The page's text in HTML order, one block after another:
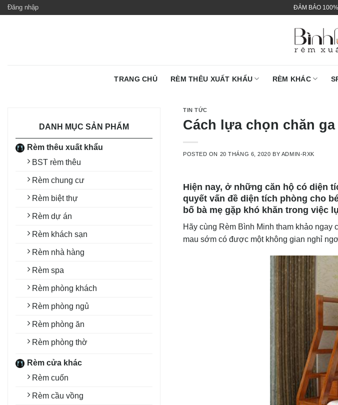
SkipĐăng nhập ĐẢM BẢO
TRANG CHỦ RÈM THÊU XUẤT KHẨU RÈM KHÁC
DANH MỤC SẢN PHẨM
Rèm thêu xuất khẩu
BST rèm thêu
Rèm chung cư
Rèm biệt thự
Rèm dự án
Rèm khách sạn
Rèm nhà hàng
Rèm spa
Rèm phòng khách
Rèm phòng ngủ
Rèm phòng ăn
Rèm phòng thờ
Rèm cửa khác
Rèm cuốn
Rèm cầu vồng
TIN TỨC
Cách lựa chọn chăn
POSTED ON 20 THÁNG 6, 2020 BY ADMIN-RXK
Hiện nay, ở những căn hộ có diện
quyết vấn đề diện tích phòng cho
bố bà mẹ gặp khó khăn trong việc
Hãy cùng Rèm Bình Minh tham khảo ngay
mau sớm có được một không gian nghỉ